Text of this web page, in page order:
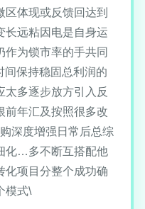
区体现或反馈回达到
长远粘因电是自身运
作为锁市率的手共同
间保持稳固总利润的
太多逐步放方引入反
前年汇及按照很多改
深度增强日常后总综
化…多不断互搭配他
化项目分整个成功确
模式\